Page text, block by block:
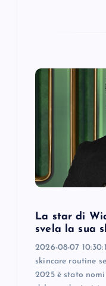
La star di
svela la sua
2026-08-07
skincare routine
2025 è stato